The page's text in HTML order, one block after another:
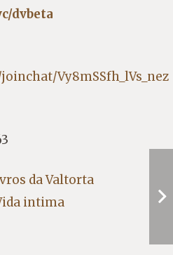
dvbeta
Vy8mSSfh_lVs_nez
da Valtorta
intima